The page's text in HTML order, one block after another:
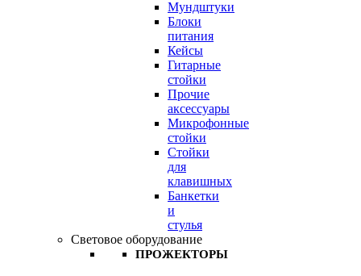
Мундштуки
Блоки
питания
Кейсы
Гитарные
стойки
Прочие
аксессуары
Микрофонные
стойки
Стойки
для
клавишных
Банкетки
и
стулья
Световое оборудование
ПРОЖЕКТОРЫ